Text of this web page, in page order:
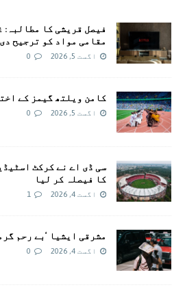
فیصل قریشی کا مطالبہ:
مقامی مواد کو ترجیح
اگست 5, 2026 0
کامن ویلتھ گیمز کے
اگست 5, 2026 0
سی ڈی اے نے کرکٹ
کا فیصلہ کر لیا
اگست 4, 2026 1
مشرقی ایشیا ‘بے رحم
اگست 4, 2026 0